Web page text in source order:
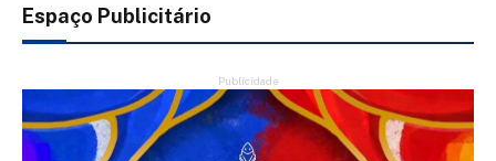
Espaço Publicitário
Publicidade